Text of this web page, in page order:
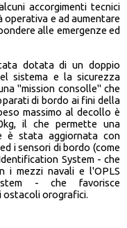
accorgimenti tecnici
e ad aumentare
alle emergenze ed
dotata di un doppio
sistema e la sicurezza
"mission consolle" che
di bordo ai fini della
massimo al decollo è
il che permette una
è stata aggiornata con
i sensori di bordo (come
System - che
i mezzi navali e l'OPLS
- che favorisce
ostacoli orografici.